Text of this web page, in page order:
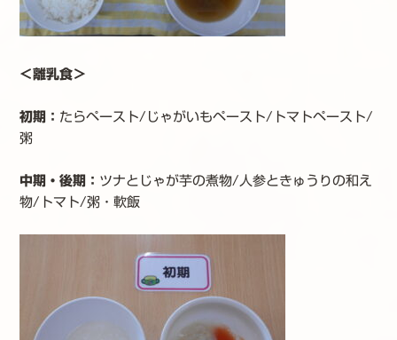
＜離乳食＞
初期： たらペースト/じゃがいもペースト/トマトペースト/
粥
中期・後期： ツナとじゃが芋の煮物/人参ときゅうりの和え
物/トマト/粥・軟飯